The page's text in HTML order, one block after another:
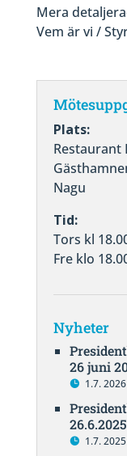
Mera
Vem är vi /
Plats:
Restaurant
Nagu
Tid:
Tors kl
Fre klo
Nyheter
26 juni
1.7. 2026
26.6.2025
1.7. 2025